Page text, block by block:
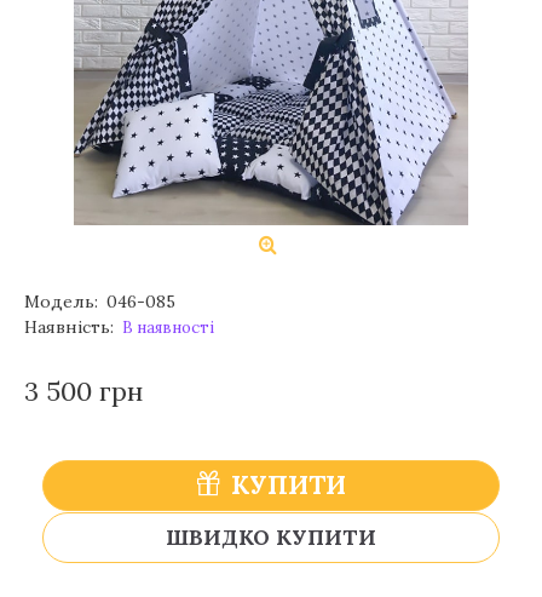
Модель: 046-085
Наявність: В наявності
3 500 грн
КУПИТИ
ШВИДКО КУПИТИ